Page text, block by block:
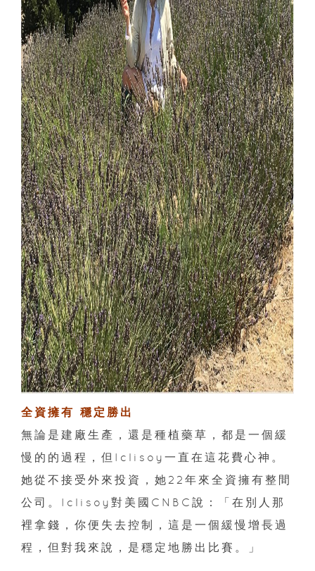
全資擁有 穩定勝出
無論是建廠生產，還是種植藥草，都是一個緩
慢的的過程，但Iclisoy一直在這花費心神。
她從不接受外來投資，她22年來全資擁有整間
公司。Iclisoy對美國CNBC說：「在別人那
裡拿錢，你便失去控制，這是一個緩慢增長過
程，但對我來說，是穩定地勝出比賽。」